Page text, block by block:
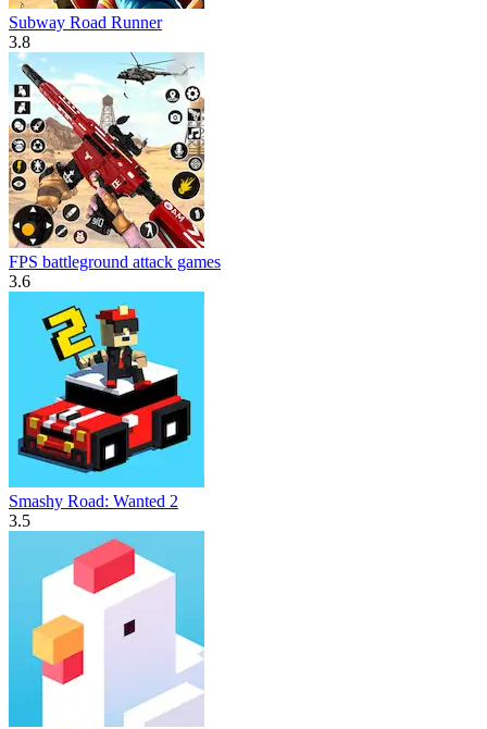
Subway Road Runner
3.8
FPS battleground attack games
3.6
Smashy Road: Wanted 2
3.5